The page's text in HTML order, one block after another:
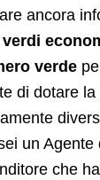
ancora
verde
di dotare
un Agente
che